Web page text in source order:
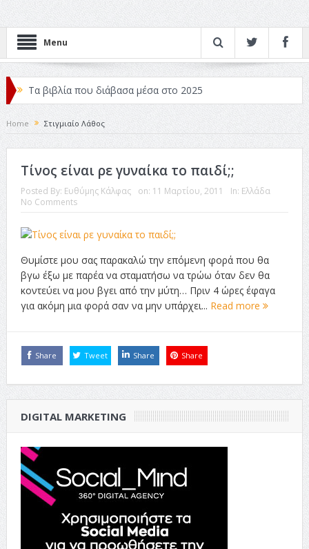
Menu
Τα βιβλία που διάβασα μέσα στο 2025
Κριτικές ταινιών: Ο Ντι Κάπριο και ο Λάνθιμος
Σχεδιασμός που «Μιλάει» Χωρίς Λέξεις
Σπιρτόκουτο: η απόλυτη αντισυμβατική καλοκαιρινή
ταινία
Η Φροντίδα Έχει Πολλές Μορφές: Κι Όλες Σε Αφορούν
Τρία Βήματα Μπροστά για Σένα και την Επιχείρησή σου
Home Στιγμιαίο Λάθος
Τίνος είναι ρε γυναίκα το παιδί;;
Posted By: Ευθύμης Κάλφας on: 11 Μαρτίου, 2011 In: Ελλάδα
No Comments
Θυμίστε μου σας παρακαλώ την επόμενη φορά που θα
βγω έξω με παρέα να σταματήσω να τρώω όταν δεν θα
κοντεύει να μου βγει από την μύτη… Πριν 4 ώρες έφαγα
για ακόμη μια φορά σαν να μην υπάρχει... Read more
Share Tweet Share Share
DIGITAL MARKETING